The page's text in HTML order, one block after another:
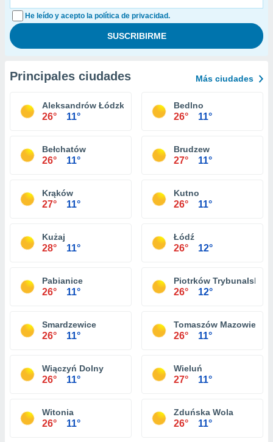
He leído y acepto la política de privacidad.
Principales ciudades Más ciudades
Aleksandrów Łódzki
26° 11°
Bedlno
26° 11°
Bełchatów
26° 11°
Brudzew
27° 11°
Krąków
27° 11°
Kutno
26° 11°
Kużaj
28° 11°
Łódź
26° 12°
Pabianice
26° 11°
Piotrków Trybunalski
26° 12°
Smardzewice
26° 11°
Tomaszów Mazowiecki
26° 11°
Wiączyń Dolny
26° 11°
Wieluń
27° 11°
Witonia
26° 11°
Zduńska Wola
26° 11°